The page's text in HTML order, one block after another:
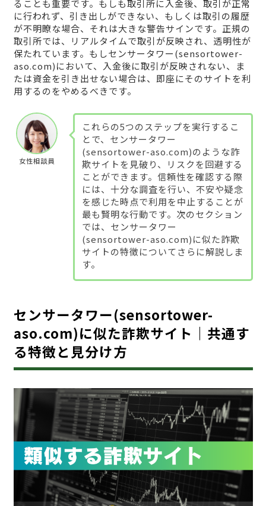
ることも重要です。もしも取引所に入金後、取引が正常
に行われず、引き出しができない、もしくは取引の履歴
が不明瞭な場合、それは大きな警告サインです。正規の
取引所では、リアルタイムで取引が反映され、透明性が
保たれています。もしセンサータワー(sensortower-
aso.com)において、入金後に取引が反映されない、ま
たは資金を引き出せない場合は、即座にそのサイトを利
用するのをやめるべきです。
女性相談員
これらの5つのステップを実行するこ
とで、センサータワー
(sensortower-aso.com)のような詐
欺サイトを見破り、リスクを回避する
ことができます。信頼性を確認する際
には、十分な調査を行い、不安や疑念
を感じた時点で利用を中止することが
最も賢明な行動です。次のセクション
では、センサータワー
(sensortower-aso.com)に似た詐欺
サイトの特徴についてさらに解説しま
す。
センサータワー(sensortower-
aso.com)に似た詐欺サイト｜共通す
る特徴と見分け方